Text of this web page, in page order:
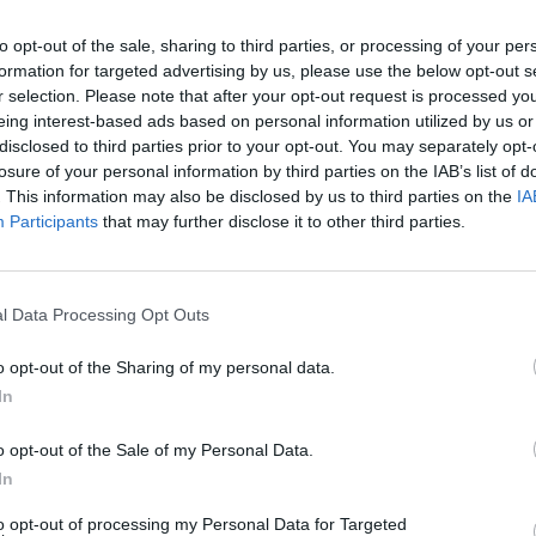
opt-out of the sale, sharing to third parties, or processing of your
for targeted advertising by us, please use the below opt-out
selection. Please note that after your opt-out request is processed
interest-based ads based on personal information utilized by us
to third parties prior to your opt-out. You may separately
of your personal information by third parties on the IAB’s list of
This information may also be disclosed by us to third parties on the
Participants that may further disclose it to other third parties.
Data Processing Opt Outs
opt-out of the Sharing of my personal data.
opt-out of the Sale of my Personal Data.
opt-out of processing my Personal Data for Targeted
de confirmer un effet secondaire lié à la vaccination
? Qui est concerné ?
de nombreuses fois
Covid estdéjà identifié en France. Il a fait l’objet de
abondants apparus après la vaccination. Cet effet
1.3k
1.3k
4
de